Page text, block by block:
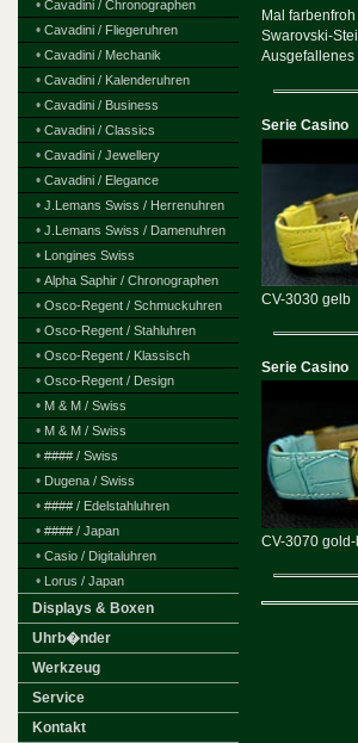
• Cavadini / Chronographen
• Cavadini / Fliegeruhren
• Cavadini / Mechanik
• Cavadini / Kalenderuhren
• Cavadini / Business
• Cavadini / Classics
• Cavadini / Jewellery
• Cavadini / Elegance
• J.Lemans Swiss / Herrenuhren
• J.Lemans Swiss / Damenuhren
• Longines Swiss
• Alpha Saphir / Chronographen
• Osco-Regent / Schmuckuhren
• Osco-Regent / Stahluhren
• Osco-Regent / Klassisch
• Osco-Regent / Design
• M & M / Swiss
• M & M / Swiss
• #### / Swiss
• Dugena / Swiss
• #### / Edelstahluhren
• #### / Japan
• Casio / Digitaluhren
• Lorus / Japan
Displays & Boxen
Uhrb�nder
Werkzeug
Service
Kontakt
Mal
Swarovski-
Serie Casino
CV-3030 gelb
Serie Casino
CV-3070